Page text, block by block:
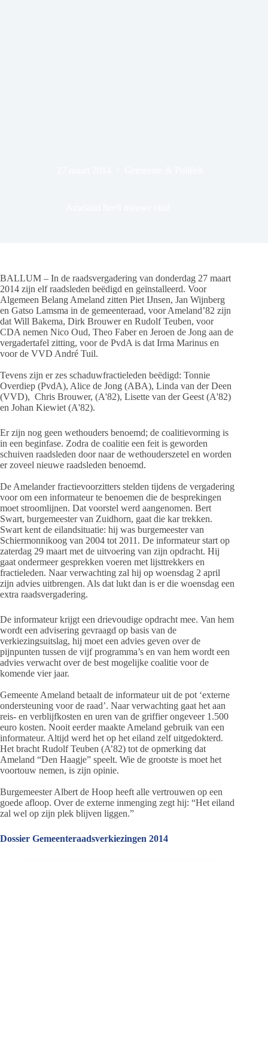
BALLUM – In de raadsvergadering van donderdag 27 maart
2014 zijn elf raadsleden beëdigd en geïnstalleerd. Voor
Algemeen Belang Ameland zitten Piet IJnsen, Jan Wijnberg
en Gatso Lamsma in de gemeenteraad, voor Ameland’82 zijn
dat Will Bakema, Dirk Brouwer en Rudolf Teuben, voor
CDA nemen Nico Oud, Theo Faber en Jeroen de Jong aan de
vergadertafel zitting, voor de PvdA is dat Irma Marinus en
voor de VVD André Tuil.
Tevens zijn er zes schaduwfractieleden beëdigd: Tonnie
Overdiep (PvdA), Alice de Jong (ABA), Linda van der Deen
(VVD), Chris Brouwer, (A'82), Lisette van der Geest (A'82)
en Johan Kiewiet (A'82).
Er zijn nog geen wethouders benoemd; de coalitievorming is
in een beginfase. Zodra de coalitie een feit is geworden
schuiven raadsleden door naar de wethouderszetel en worden
er zoveel nieuwe raadsleden benoemd.
De Amelander fractievoorzitters stelden tijdens de vergadering
voor om een informateur te benoemen die de besprekingen
moet stroomlijnen. Dat voorstel werd aangenomen. Bert
Swart, burgemeester van Zuidhorn, gaat die kar trekken.
Swart kent de eilandsituatie: hij was burgemeester van
Schiermonnikoog van 2004 tot 2011. De informateur start op
zaterdag 29 maart met de uitvoering van zijn opdracht. Hij
gaat ondermeer gesprekken voeren met lijsttrekkers en
fractieleden. Naar verwachting zal hij op woensdag 2 april
zijn advies uitbrengen. Als dat lukt dan is er die woensdag een
extra raadsvergadering.
De informateur krijgt een drievoudige opdracht mee. Van hem
wordt een advisering gevraagd op basis van de
verkiezingsuitslag, hij moet een advies geven over de
pijnpunten tussen de vijf programma’s en van hem wordt een
advies verwacht over de best mogelijke coalitie voor de
komende vier jaar.
Gemeente Ameland betaalt de informateur uit de pot ‘externe
ondersteuning voor de raad’. Naar verwachting gaat het aan
reis- en verblijfkosten en uren van de griffier ongeveer 1.500
euro kosten. Nooit eerder maakte Ameland gebruik van een
informateur. Altijd werd het op het eiland zelf uitgedokterd.
Het bracht Rudolf Teuben (A’82) tot de opmerking dat
Ameland “Den Haagje” speelt. Wie de grootste is moet het
voortouw nemen, is zijn opinie.
Burgemeester Albert de Hoop heeft alle vertrouwen op een
goede afloop. Over de externe inmenging zegt hij: “Het eiland
zal wel op zijn plek blijven liggen.”
Dossier Gemeenteraadsverkiezingen 2014